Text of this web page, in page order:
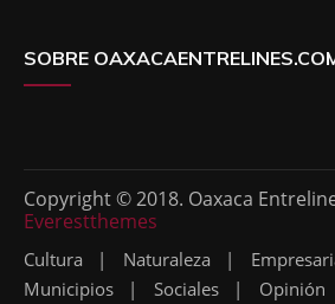
SOBRE
Copyright © 2018. Oaxaca
Everestthemes
Cultura Naturaleza
Municipios
Sociales Opinión